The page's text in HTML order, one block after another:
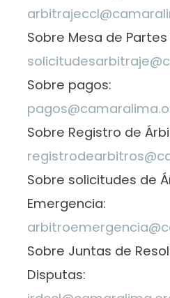
Sobre Mesa de
Sobre pagos:
Sobre Registro de
Sobre solicitudes de
Emergencia:
Sobre Juntas de
Disputas: